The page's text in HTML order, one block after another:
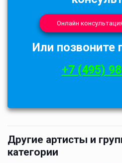
Онлайн
Или позвоните
+7 (495)
Другие артисты и
категории